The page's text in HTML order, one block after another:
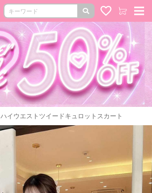
ハイウエストツイードキュロットスカート